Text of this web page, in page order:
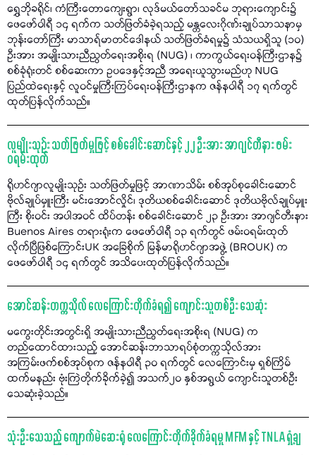
ရွှေဘိုခရိုင်၊ ကံကြီးတောကျေးရွာ၊ လုဒ်မယ်တော်သခင်မ ဘုရားကျောင်း၌
ဖေဖော်ဝါရီ ၁၄ ရက်က သတ်ဖြတ်ခံခဲ့ရသည့် မန္တလေးဂိုဏ်းချုပ်သာသနာမှ
ဘုန်းတော်ကြီး မာသာရ်မာတင်ဒေါနယ် သတ်ဖြတ်ခံရမှု၌ သံသယရှိသူ (၁၀)
ဦးအား အမျိုးသားညီညွတ်ရေးအစိုးရ (NUG) ၊ ကာကွယ်ရေးဝန်ကြီးဌာန၌
စစ်ခုံရုံးတင် စစ်ဆေးကာ ဥပဒေနှင့်အညီ အရေးယူသွားမည်ဟု NUG
ပြည်ထဲရေးနှင့် လူဝင်မှုကြီးကြပ်ရေးဝန်ကြီးဌာနက ဇန်နဝါရီ ၁၇ ရက်တွင်
ထုတ်ပြန်လိုက်သည်။
လူမျိုးသုဉ်း သတ်ဖြတ်မှုဖြင့် စစ်ခေါင်းဆောင်နှင့် ၂၂ ဦးအား အာဂျင်တီနား ဖမ်း
ဝရမ်းထုတ်
ရိုဟင်ဂျာလူမျိုးသုဉ်း သတ်ဖြတ်မှုဖြင့် အာဏာသိမ်း စစ်အုပ်စုခေါင်းဆောင်
ဗိုလ်ချုပ်မှူးကြီး မင်းအောင်လှိုင်၊ ဒုတိယစစ်ခေါင်းဆောင် ဒုတိယဗိုလ်ချုပ်မှူး
ကြီး စိုးဝင်း အပါအဝင် ထိပ်တန်း စစ်ခေါင်းဆောင် ၂၃ ဦးအား အာဂျင်တီးနား
Buenos Aires တရားရုံးက ဖေဖော်ဝါရီ ၁၃ ရက်တွင် ဖမ်းဝရမ်းထုတ်
လိုက်ပြီဖြစ်ကြောင်းUK အခြေစိုက် မြန်မာရိုဟင်ဂျာအဖွဲ့ (BROUK) က
ဖေဖော်ဝါရီ ၁၄ ရက်တွင် အသိပေးထုတ်ပြန်လိုက်သည်။
အောင်ဆန်းတက္ကသိုလ် လေကြောင်းတိုက်ခံရ၍ ကျောင်းသူတစ်ဦး သေဆုံး
မကွေးတိုင်းအတွင်းရှိ အမျိုးသားညီညွတ်ရေးအစိုးရ (NUG) က
တည်ထောင်ထားသည့် အောင်ဆန်းဘာသာရပ်စုံတက္ကသိုလ်အား
အကြမ်းဖက်စစ်အုပ်စုက ဇန်နဝါရီ ၃၀ ရက်တွင် လေကြောင်းမှ ရှစ်ကြိမ်
ထက်မနည်း ဗုံးကြဲတိုက်ခိုက်ခဲ့၍ အသက်၂၀ နှစ်အရွယ် ကျောင်းသူတစ်ဦး
သေဆုံးခဲ့သည်။
သုံးဦးသေသည့် ကျောက်မဲဆေးရုံ လေကြောင်းတိုက်ခိုက်ခံရမှု MFM နှင့် TNLA ရှုံ့ချ